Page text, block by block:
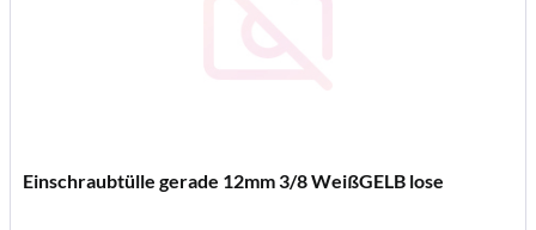
Einschraubtülle gerade 12mm 3/8 WeißGELB lose